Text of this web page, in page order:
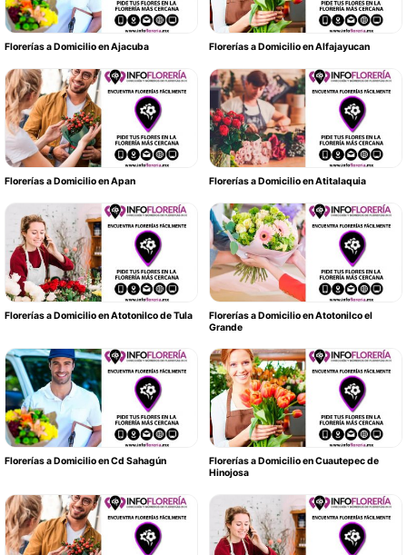
Florerías a Domicilio en Ajacuba Florerías a Domicilio en Alfajayucan
Florerías a Domicilio en Apan Florerías a Domicilio en Atitalaquia
Florerías a Domicilio en Atotonilco de Tula
Florerías a Domicilio en Atotonilco el
Grande
Florerías a Domicilio en Cd Sahagún
Florerías a Domicilio en Cuautepec de
Hinojosa